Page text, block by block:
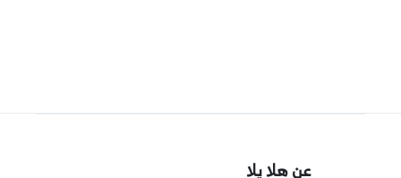
عن هلا يلا